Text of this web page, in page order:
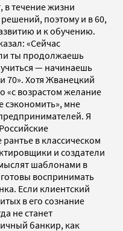
течение жизни
поэтому и в 60,
и к обучению.
«Сейчас
ты продолжаешь
— начинаешь
70». Хотя Жванецкий
«с возрастом желание
сэкономить», мне
Я
в классическом
и создатели
шаблонами в
воспринимать
Если клиентский
в его сознание
не станет
банкир, как